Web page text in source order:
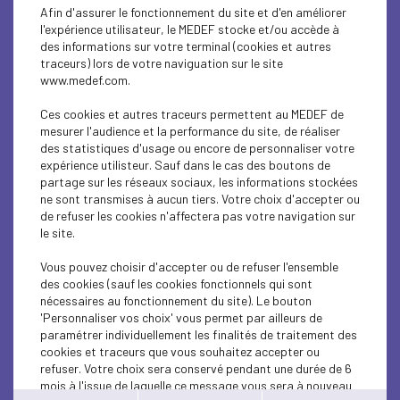
INTERNATIONAL - EUROPE
ECONOMY
SUSTAINABLE DEVELOPMENT
SUSTAINABLE DEVELOPMENT
SUSTAINABLE DEVELOPMENT
SUSTAINABLE DEVELOPMENT
INTERNATIONAL - EUROPE
SUSTAINABLE DEVELOPMENT
SUSTAINABLE DEVELOPMENT
INTERNATIONAL - EUROPE
SUSTAINABLE DEVELOPMENT
Afin d'assurer le fonctionnement du site et d'en améliorer
l'expérience utilisateur, le MEDEF stocke et/ou accède à
des informations sur votre terminal (cookies et autres
traceurs) lors de votre naviguation sur le site
www.medef.com.
Ces cookies et autres traceurs permettent au MEDEF de
mesurer l'audience et la performance du site, de réaliser
des statistiques d'usage ou encore de personnaliser votre
expérience utilisteur. Sauf dans le cas des boutons de
partage sur les réseaux sociaux, les informations stockées
ne sont transmises à aucun tiers. Votre choix d'accepter ou
de refuser les cookies n'affectera pas votre navigation sur
le site.
Vous pouvez choisir d'accepter ou de refuser l'ensemble
des cookies (sauf les cookies fonctionnels qui sont
nécessaires au fonctionnement du site). Le bouton
'Personnaliser vos choix' vous permet par ailleurs de
paramétrer individuellement les finalités de traitement des
cookies et traceurs que vous souhaitez accepter ou
refuser. Votre choix sera conservé pendant une durée de 6
mois à l'issue de laquelle ce message vous sera à nouveau